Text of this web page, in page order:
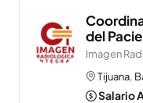
del
Imagen
Tijuana,
Salario